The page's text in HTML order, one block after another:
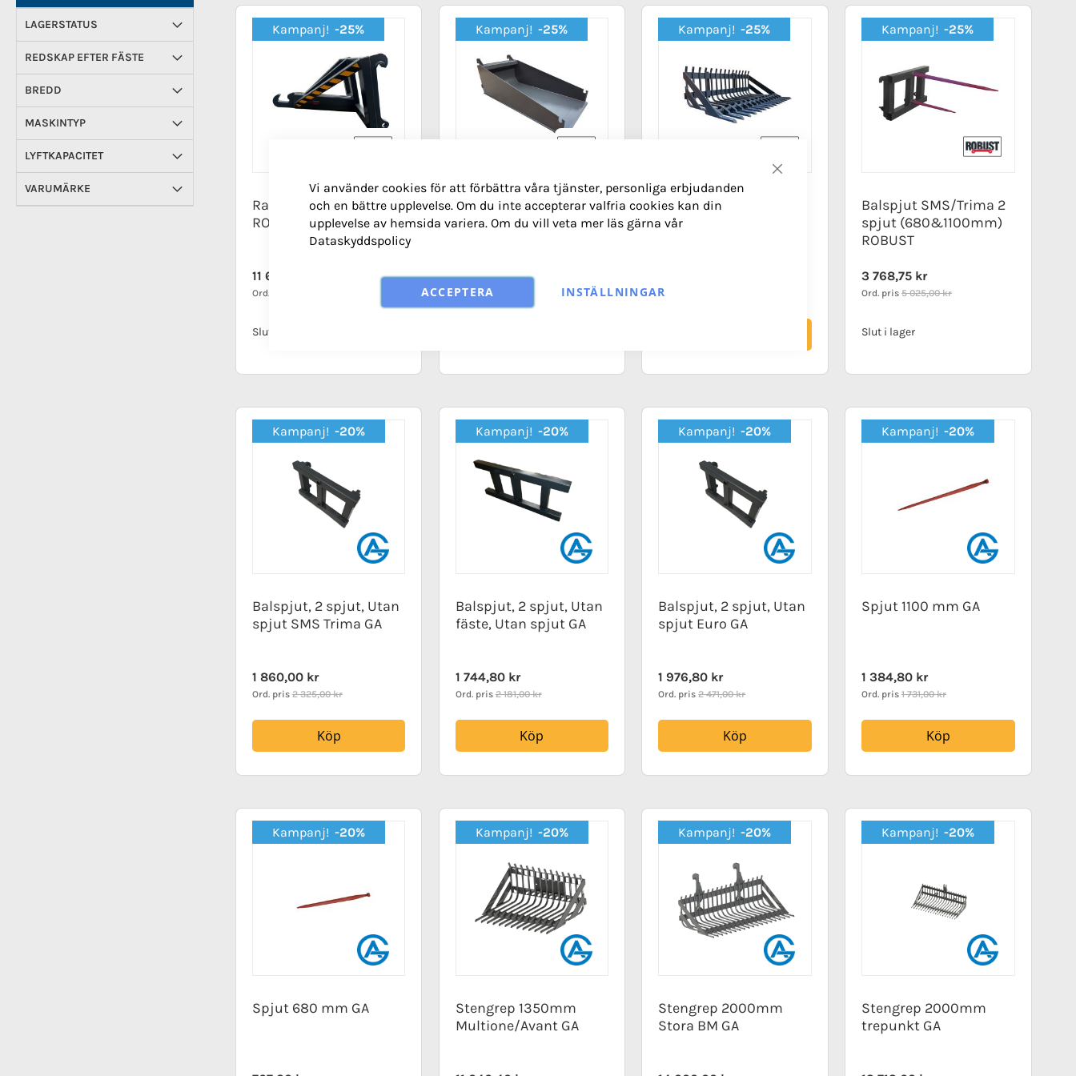
Stäng
Vi använder cookies för att förbättra våra tjänster, personliga erbjudanden
och en bättre upplevelse. Om du inte accepterar valfria cookies kan din
upplevelse av hemsida variera. Om du vill veta mer läs gärna vår
Dataskyddspolicy
ACCEPTERA INSTÄLLNINGAR
Kampanj! -25%
Rangerkrok Stora BM
ROBUST
Special
Price
11 662,50 kr
Ord. pris
Slut i lager
Kampanj! -25%
Återfyllnadsskopa/Sm
alskopa 2500 ROBUST
27 967,50 kr
Ord. pris
Kampanj! -25%
Stengrep SMS/Trima
1580 mm ROBUST
Ord. pris
Kampanj! -25%
Balspjut SMS/Trima 2
spjut (680&1100mm)
ROBUST
Special
Price
3 768,75 kr
Ord. pris 5 025,00 kr
Slut i lager
Kampanj! -20%
Balspjut, 2 spjut, Utan
spjut SMS Trima GA
Special
Price
1 860,00 kr
Ord. pris 2 325,00 kr
Köp
Kampanj! -20%
Balspjut, 2 spjut, Utan
fäste, Utan spjut GA
Special
1 744,80 kr
Ord. pris 2 181,00 kr
Köp
Kampanj! -20%
Balspjut, 2 spjut, Utan
spjut Euro GA
Special
Price
1 976,80 kr
Ord. pris 2 471,00 kr
Köp
Kampanj! -20%
Spjut 1100 mm GA
Special
Price
1 384,80 kr
Ord. pris 1 731,00 kr
Köp
Kampanj! -20%
Spjut 680 mm GA
Kampanj! -20%
Stengrep 1350mm
Multione/Avant GA
Kampanj! -20%
Stengrep 2000mm
Stora BM GA
Kampanj! -20%
Stengrep 2000mm
trepunkt GA
LAGERSTATUS
REDSKAP EFTER FÄSTE
BREDD
MASKINTYP
LYFTKAPACITET
VARUMÄRKE